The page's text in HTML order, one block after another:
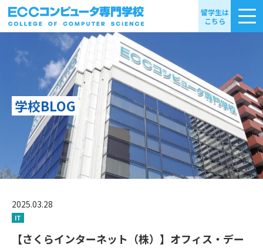
留学生は
こちら
学校BLOG
2025.03.28
IT
【さくらインターネット（株）】オフィス・デー